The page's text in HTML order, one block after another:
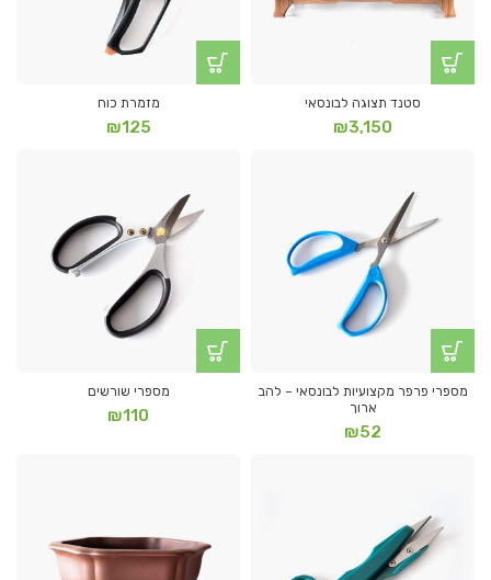
סטנד תצוגה לבונסאי
₪3,150
מזמרת כוח
₪125
מספרי פרפר מקצועיות לבונסאי – להב
ארוך
₪52
מספרי שורשים
₪110